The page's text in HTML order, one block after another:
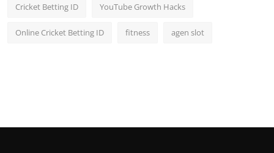
Cricket Betting ID YouTube Growth Hacks
Online Cricket Betting ID fitness agen slot